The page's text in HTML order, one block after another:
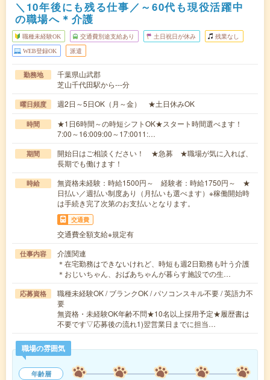
＼10年後にも残る仕事／～60代も現役活躍中
の職場へ＊介護
職種未経験OK 交通費別途支給あり 土日祝日が休み 残業なし
WEB登録OK 派遣
勤務地
千葉県山武郡
芝山千代田駅から---分
曜日頻度 週2日～5日OK（月～金） ★土日休みOK
時間
★1日6時間～の時短シフトOK★スタート時間選べます！
7:00～16:009:00～17:0011:…
期間
開始日はご相談ください！ ★急募 ★職場が気に入れば、
長期でも働けます！
時給
無資格未経験：時給1500円～ 経験者：時給1750円～ ★
日払い／週払い制度あり（月払いも選べます）※稼働開始時
は手続き完了次第のお支払いとなります。
交通費
交通費全額支給※規定有
仕事内容
介護関連
＊在宅勤務はできないけれど、時短も週2日勤務も叶う介護
＊おじいちゃん、おばあちゃんが暮らす施設での生…
応募資格
職種未経験OK / ブランクOK / パソコンスキル不要 / 英語力不
要
無資格・未経験OK年齢不問★10名以上採用予定★履歴書は
不要です▽応募後の流れ1)翌営業日までに担当…
職場の雰囲気
年齢層